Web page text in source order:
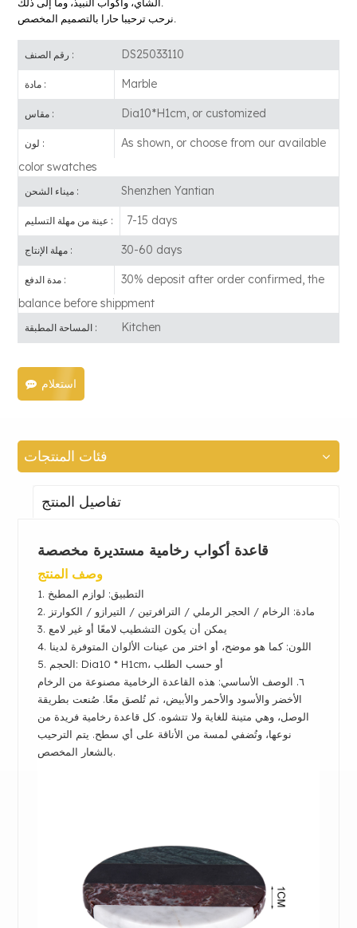
الشاي، وأكواب النبيذ، وما إلى ذلك
رقم الصنف : DS25033110
مادة : Marble
مقاس : Dia10*H1cm, or customized
لون :
As shown, or choose from our available
color swatches
ميناء الشحن : Shenzhen Yantian
عينة من مهلة التسليم : 7-15 days
مهلة الإنتاج : 30-60 days
مدة الدفع :
30% deposit after order confirmed, the
balance before shippment
المساحة المطبقة : Kitchen
استعلام
فئات المنتجات
تفاصيل المنتج
قاعدة أكواب رخامية مستديرة مخصصة
وصف المنتج
1. التطبيق: لوازم المطبخ
2.
مادة: الرخام / الحجر الرملي / الترافرتين / التيرازو / الكوارتز
3. يمكن أن يكون التشطيب لامعًا أو غير لامع
4. اللون: كما هو موضح، أو اختر من عينات الألوان المتوفرة لدينا
5. الحجم: Dia10 * H1cm، أو حسب الطلب
٦. الوصف الأساسي: هذه القاعدة الرخامية مصنوعة من الرخام
الأخضر والأسود والأحمر والأبيض، ثم تُلصق معًا. صُنعت بطريقة
الوصل، وهي متينة للغاية ولا تتشوه. كل قاعدة رخامية فريدة من
نوعها، وتُضفي لمسة من الأناقة على أي سطح. يتم الترحيب
بالشعار المخصص.